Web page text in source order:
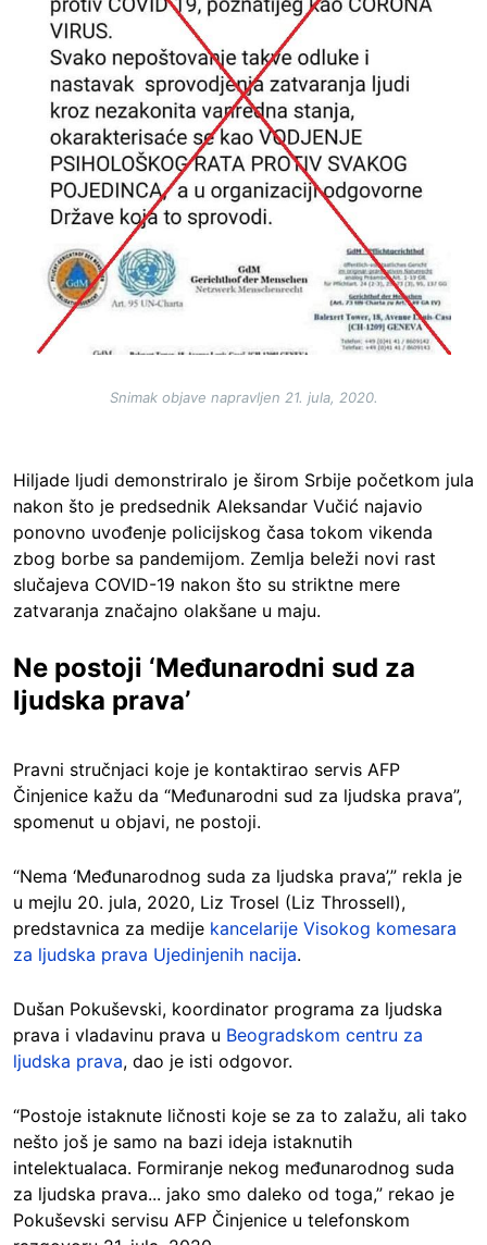
Snimak objave napravljen 21. jula, 2020.
Hiljade ljudi demonstriralo je širom Srbije početkom jula
nakon što je predsednik Aleksandar Vučić najavio
ponovno uvođenje policijskog časa tokom vikenda
zbog borbe sa pandemijom. Zemlja beleži novi rast
slučajeva COVID-19 nakon što su striktne mere
zatvaranja značajno olakšane u maju.
Ne postoji ‘Međunarodni sud za
ljudska prava’
Pravni stručnjaci koje je kontaktirao servis AFP
Činjenice kažu da “Međunarodni sud za ljudska prava”,
spomenut u objavi, ne postoji.
“Nema ‘Međunarodnog suda za ljudska prava’,” rekla je
u mejlu 20. jula, 2020, Liz Trosel (Liz Throssell),
predstavnica za medije kancelarije Visokog komesara
za ljudska prava Ujedinjenih nacija.
Dušan Pokuševski, koordinator programa za ljudska
prava i vladavinu prava u Beogradskom centru za
ljudska prava, dao je isti odgovor.
“Postoje istaknute ličnosti koje se za to zalažu, ali tako
nešto još je samo na bazi ideja istaknutih
intelektualaca. Formiranje nekog međunarodnog suda
za ljudska prava... jako smo daleko od toga,” rekao je
Pokuševski servisu AFP Činjenice u telefonskom